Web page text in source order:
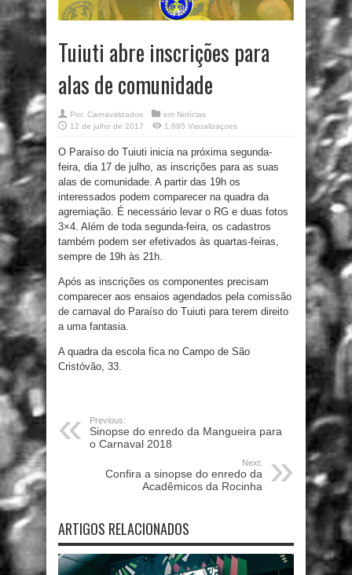
Tuiuti abre inscrições para
alas de comunidade
Por: Carnavalizados em Notícias
12 de julho de 2017
1,695 Visualizaçoes
O Paraíso do Tuiuti inicia na próxima segunda-
feira, dia 17 de julho, as inscrições para as suas
alas de comunidade. A partir das 19h os
interessados podem comparecer na quadra da
agremiação. É necessário levar o RG e duas fotos
3×4. Além de toda segunda-feira, os cadastros
também podem ser efetivados às quartas-feiras,
sempre de 19h às 21h.
Após as inscrições os componentes precisam
comparecer aos ensaios agendados pela comissão
de carnaval do Paraíso do Tuiuti para terem direito
a uma fantasia.
A quadra da escola fica no Campo de São
Cristóvão, 33.
Previous:
Sinopse do enredo da Mangueira para
o Carnaval 2018
Next:
Confira a sinopse do enredo da
Acadêmicos da Rocinha
ARTIGOS RELACIONADOS